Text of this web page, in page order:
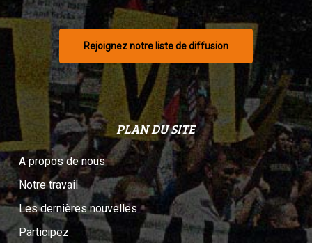
Rejoignez notre liste de diffusion
PLAN DU SITE
A propos de nous
Notre travail
Les dernières nouvelles
Participez